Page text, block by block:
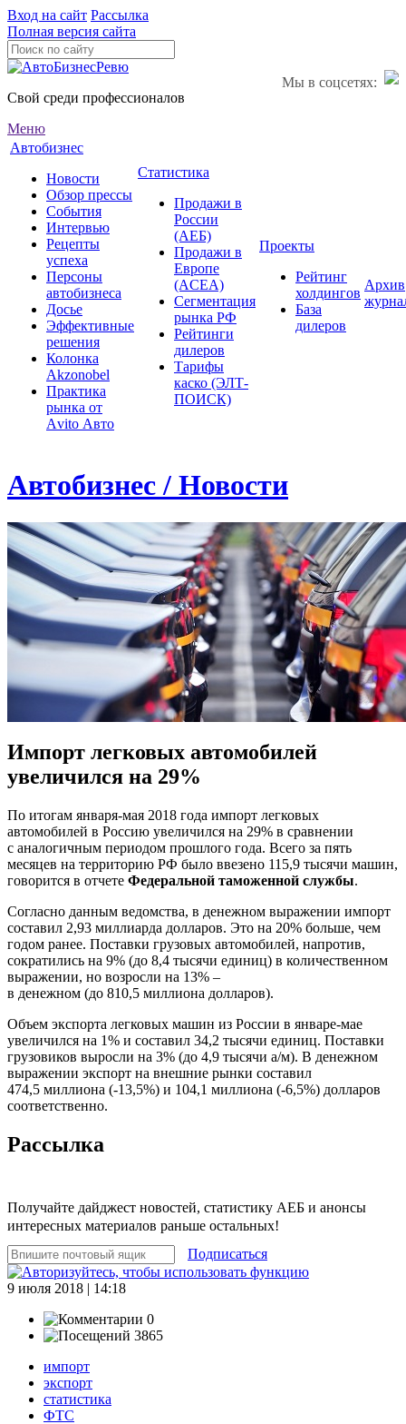
Вход на сайт Рассылка
Полная версия сайта
Мы в соцсетях:
Свой среди профессионалов
Меню
Автобизнес
Новости
Обзор прессы
События
Интервью
Рецепты
успеха
Персоны
автобизнеса
Досье
Эффективные
решения
Колонка
Akzonobel
Практика
рынка от
Аvito Авто
Статистика
Продажи в
России
(АЕБ)
Продажи в
Европе
(ACEA)
Сегментация
рынка РФ
Рейтинги
дилеров
Тарифы
каско (ЭЛТ-
ПОИСК)
Проекты
Рейтинг
холдингов
База
дилеров
Архив
Автобизнес / Новости
Импорт легковых автомобилей
увеличился на 29%
По итогам января-мая 2018 года импорт легковых
автомобилей в Россию увеличился на 29% в сравнении
с аналогичным периодом прошлого года. Всего за пять
месяцев на территорию РФ было ввезено 115,9 тысячи машин,
говорится в отчете Федеральной таможенной службы.
Согласно данным ведомства, в денежном выражении импорт
составил 2,93 миллиарда долларов. Это на 20% больше, чем
годом ранее. Поставки грузовых автомобилей, напротив,
сократились на 9% (до 8,4 тысячи единиц) в количественном
выражении, но возросли на 13% –
в денежном (до 810,5 миллиона долларов).
Объем экспорта легковых машин из России в январе-мае
увеличился на 1% и составил 34,2 тысячи единиц. Поставки
грузовиков выросли на 3% (до 4,9 тысячи а/м). В денежном
выражении экспорт на внешние рынки составил
474,5 миллиона (-13,5%) и 104,1 миллиона (-6,5%) долларов
соответственно.
Рассылка
Получайте дайджест новостей, статистику АЕБ и анонсы
интересных материалов раньше остальных!
Подписаться
9 июля 2018 | 14:18
0
3865
импорт
экспорт
статистика
ФТС